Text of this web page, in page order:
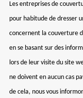
Les entreprises de
pour habitude de dresser
concernent la couverture
en se basant sur des
lors de leur visite du site
ne doivent en aucun cas
de cela, nous vous